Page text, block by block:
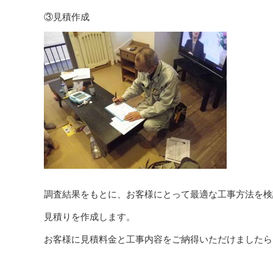
③見積作成
調査結果をもとに、お客様にとって最適な工事方法を検
見積りを作成します。
お客様に見積料金と工事内容をご納得いただけました